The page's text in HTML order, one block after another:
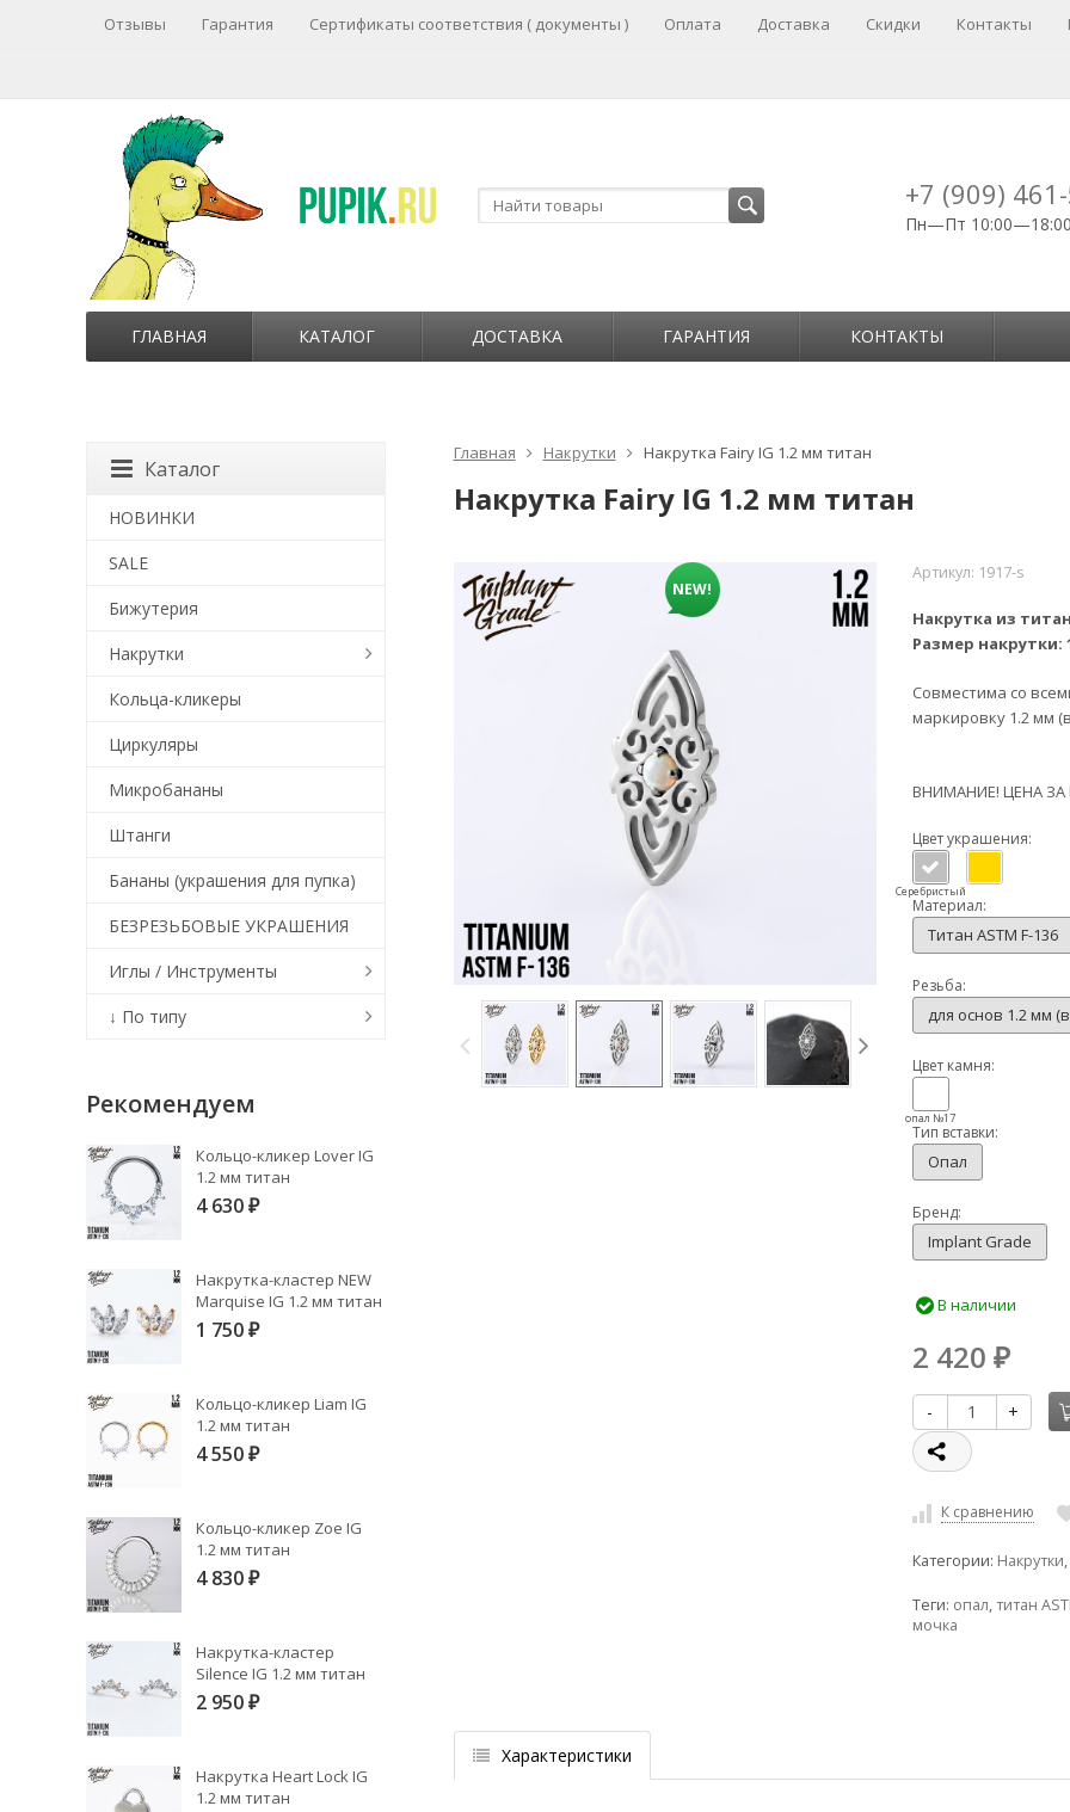
Отзывы Гарантия Сертификаты соответствия ( документы ) Оплата Доставка Скидки Контакты
+7 (909)
Пн—Пт 10:00—18:00
ГЛАВНАЯ КАТАЛОГ ДОСТАВКА ГАРАНТИЯ КОНТАКТЫ
Главная Накрутки Накрутка Fairy IG 1.2 мм титан
Накрутка Fairy IG 1.2 мм титан
NEW!
Артикул: 1917-s
Накрутка из
Размер накрутки:
Совместима со
маркировку 1.2 мм
ВНИМАНИЕ! ЦЕНА ЗА
Цвет украшения:
Серебристый
Материал:
Титан ASTM F-136
Резьба:
для основ 1.2 мм
Цвет камня:
опал №17
Тип вставки:
Опал
Бренд:
Implant Grade
В наличии
2 420 ₽
- +
К сравнению
Категории: Накрутки,
Теги: опал,титан
мочка
Характеристики
Каталог
НОВИНКИ
SALE
Бижутерия
Накрутки
Кольца-кликеры
Циркуляры
Микробананы
Штанги
Бананы (украшения для пупка)
БЕЗРЕЗЬБОВЫЕ УКРАШЕНИЯ
Иглы / Инструменты
↓ По типу
Рекомендуем
Кольцо-кликер Lover IG
1.2 мм титан
4 630 ₽
Накрутка-кластер NEW
Marquise IG 1.2 мм титан
1 750 ₽
Кольцо-кликер Liam IG
1.2 мм титан
4 550 ₽
Кольцо-кликер Zoe IG
1.2 мм титан
4 830 ₽
Накрутка-кластер
Silence IG 1.2 мм титан
2 950 ₽
Накрутка Heart Lock IG
1.2 мм титан